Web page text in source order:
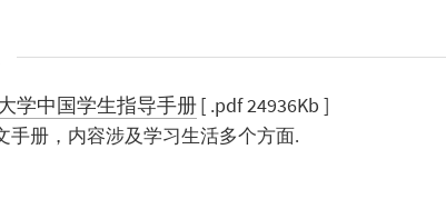
学中国学生指导手册[ .pdf 24936Kb ]
手册，内容涉及学习生活多个方面.